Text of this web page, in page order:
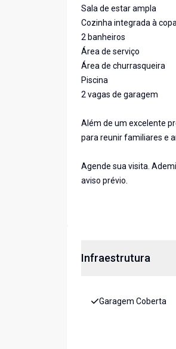
Sala de estar ampla
Cozinha integrada à
2 banheiros
Área de serviço
Área de churrasqueira
Piscina
2 vagas de garagem
Além de um excelente
para reunir familiares e
Agende sua visita.
aviso prévio.
Infraestrutura
Garagem Coberta